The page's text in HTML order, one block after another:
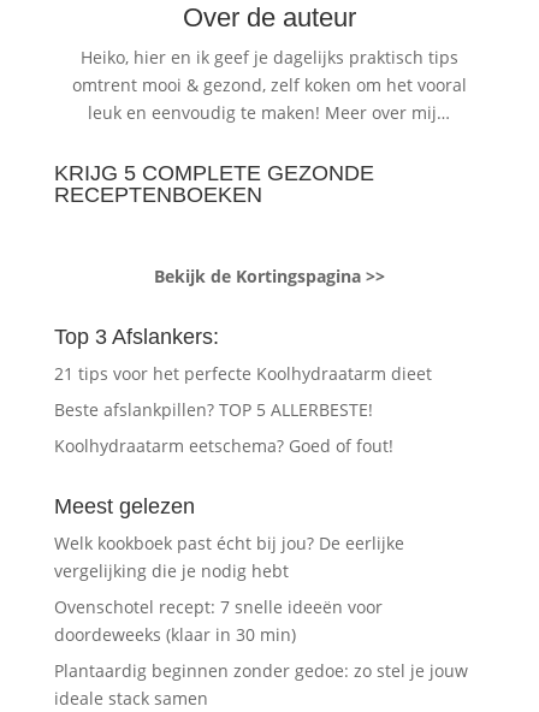
Over de auteur
Heiko, hier en ik geef je dagelijks praktisch tips
omtrent mooi & gezond, zelf koken om het vooral
leuk en eenvoudig te maken! Meer over mij…
KRIJG 5 COMPLETE GEZONDE
RECEPTENBOEKEN
Bekijk de Kortingspagina >>
Top 3 Afslankers:
21 tips voor het perfecte Koolhydraatarm dieet
Beste afslankpillen? TOP 5 ALLERBESTE!
Koolhydraatarm eetschema? Goed of fout!
Meest gelezen
Welk kookboek past écht bij jou? De eerlijke
vergelijking die je nodig hebt
Ovenschotel recept: 7 snelle ideeën voor
doordeweeks (klaar in 30 min)
Plantaardig beginnen zonder gedoe: zo stel je jouw
ideale stack samen